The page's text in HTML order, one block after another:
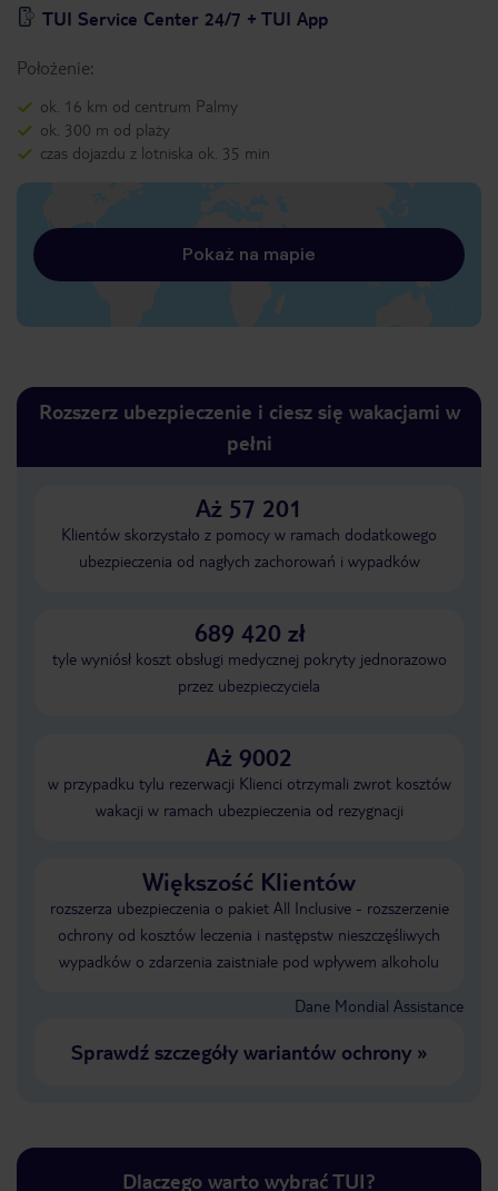
TUI Service Center 24/7 + TUI App
Położenie:
ok. 16 km od centrum Palmy
ok. 300 m od plaży
czas dojazdu z lotniska ok. 35 min
Pokaż na mapie
Rozszerz ubezpieczenie i ciesz się wakacjami w
pełni
Aż 57 201
Klientów skorzystało z pomocy w ramach dodatkowego
ubezpieczenia od nagłych zachorowań i wypadków
689 420 zł
tyle wyniósł koszt obsługi medycznej pokryty jednorazowo
przez ubezpieczyciela
Aż 9002
w przypadku tylu rezerwacji Klienci otrzymali zwrot kosztów
wakacji w ramach ubezpieczenia od rezygnacji
Większość Klientów
rozszerza ubezpieczenia o pakiet All Inclusive - rozszerzenie
ochrony od kosztów leczenia i następstw nieszczęśliwych
wypadków o zdarzenia zaistniałe pod wpływem alkoholu
Dane Mondial Assistance
Sprawdź szczegóły wariantów ochrony»
Dlaczego warto wybrać TUI?